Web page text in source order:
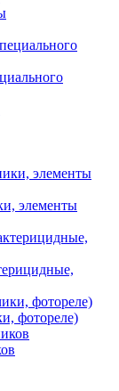
элементы
фотореле)